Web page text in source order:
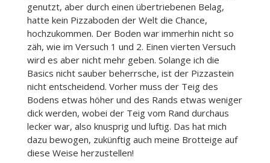
genutzt, aber durch einen übertriebenen Belag,
hatte kein Pizzaboden der Welt die Chance,
hochzukommen. Der Boden war immerhin nicht so
zäh, wie im Versuch 1 und 2. Einen vierten Versuch
wird es aber nicht mehr geben. Solange ich die
Basics nicht sauber beherrsche, ist der Pizzastein
nicht entscheidend. Vorher muss der Teig des
Bodens etwas höher und des Rands etwas weniger
dick werden, wobei der Teig vom Rand durchaus
lecker war, also knusprig und luftig. Das hat mich
dazu bewogen, zukünftig auch meine Brotteige auf
diese Weise herzustellen!